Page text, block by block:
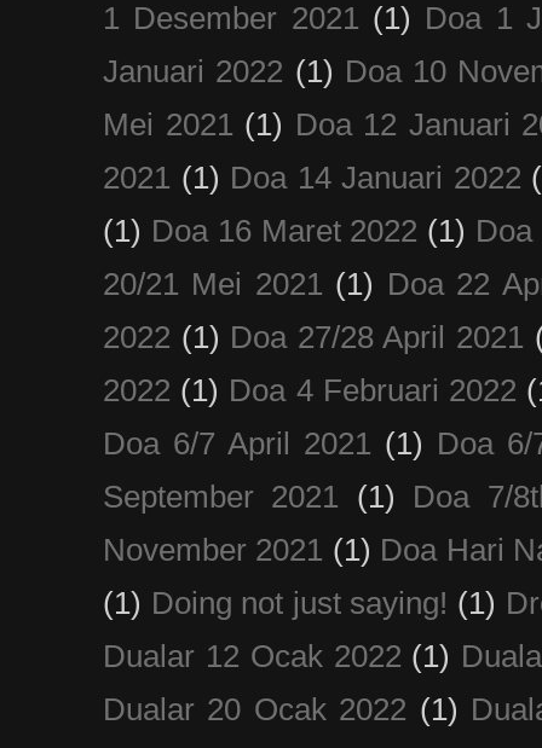
1 Desember 2021 (1) Doa 1
Januari 2022 (1) Doa 10
Mei 2021 (1) Doa 12 Januari
2021 (1) Doa 14 Januari 2022
(1) Doa 16 Maret 2022 (1) Doa
20/21 Mei 2021 (1) Doa 22
2022 (1) Doa 27/28 April 2021
2022 (1) Doa 4 Februari 2022
Doa 6/7 April 2021 (1) Doa
September 2021
(1)
Doa 7/
November 2021 (1) Doa Hari
(1) Doing not just saying! (1)
Dualar 12 Ocak 2022 (1)
Dualar 20 Ocak 2022 (1)